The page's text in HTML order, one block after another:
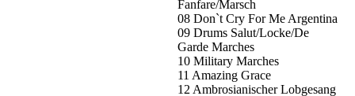
Fanfare/Marsch
08 Don`t Cry For Me Argentina
09 Drums Salut/Locke/De
Garde Marches
10 Military Marches
11 Amazing Grace
12 Ambrosianischer Lobgesang